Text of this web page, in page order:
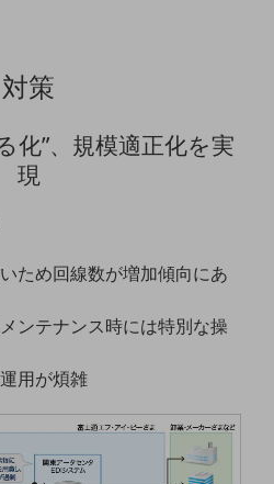
別ウィンドウで開きます
介し、
対策
化”、規模適正化を実
現
ため回線数が増加傾向にあ
ンテナンス時には特別な操
用が煩雑